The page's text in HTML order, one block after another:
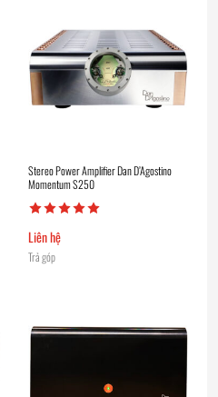
Stereo Power Amplifier Dan D’Agostino
Momentum S250
Liên hệ
Trả góp